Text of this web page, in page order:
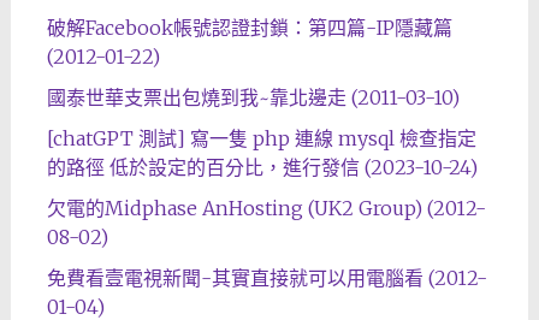
破解Facebook帳號認證封鎖：第四篇-IP隱藏篇
(2012-01-22)
國泰世華支票出包燒到我~靠北邊走 (2011-03-10)
[chatGPT 測試] 寫一隻 php 連線 mysql 檢查指定
的路徑 低於設定的百分比，進行發信 (2023-10-24)
欠電的Midphase AnHosting (UK2 Group) (2012-
08-02)
免費看壹電視新聞-其實直接就可以用電腦看 (2012-
01-04)